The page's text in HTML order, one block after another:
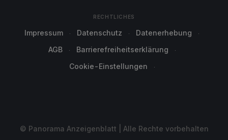
RECHTLICHES
Impressum Datenschutz
Datenerhebung
AGB
Barrierefreiheitserklärung
Cookie-Einstellungen
© Panorama Anzeigenblatt | Alle Rechte vorbehalten